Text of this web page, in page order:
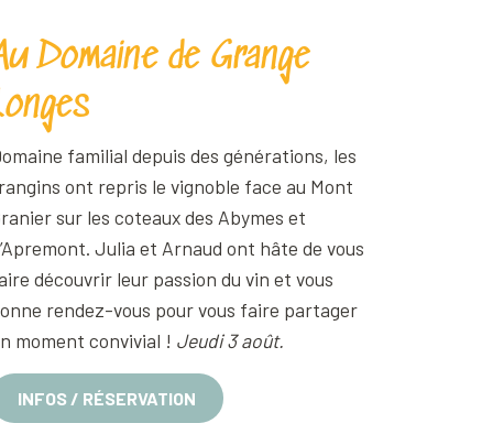
Domaine de Grange
familial depuis des générations, les
ont repris le vignoble face au Mont
sur les coteaux des Abymes et
Julia et Arnaud ont hâte de vous
découvrir leur passion du vin et vous
rendez-vous pour vous faire partager
moment convivial ! Jeudi 3 août.
INFOS / RÉSERVATION